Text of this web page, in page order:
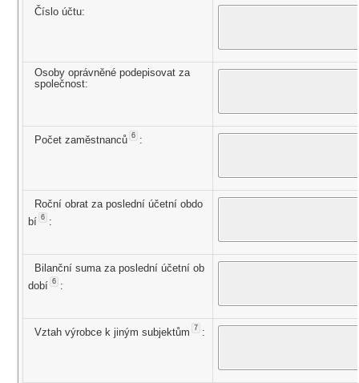
Číslo účtu:
Osoby oprávněné podepisovat za
společnost:
Počet zaměstnanců 6 :
Roční obrat za poslední účetní obdo
bí 6 :
Bilanční suma za poslední účetní ob
dobí 6 :
Vztah výrobce k jiným subjektům 7 :